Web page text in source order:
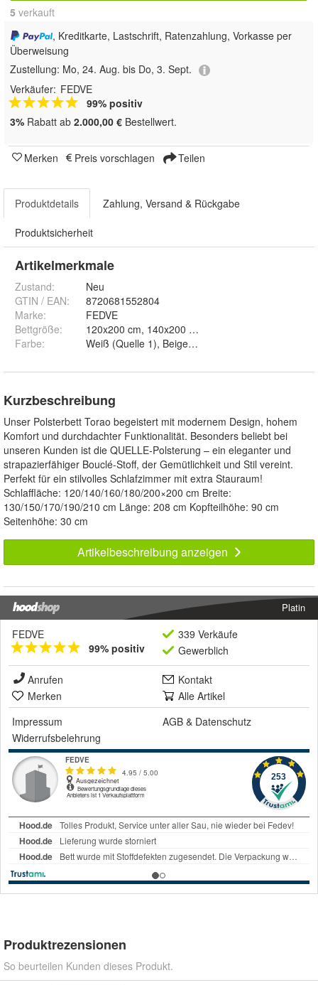
5 verkauft
, Kreditkarte, Lastschrift, Ratenzahlung, Vorkasse per
Überweisung
Zustellung: Mo, 24. Aug. bis Do, 3. Sept.
Verkäufer: FEDVE
99% positiv
3% Rabatt ab 2.000,00 € Bestellwert.
Merken Preis vorschlagen Teilen
Produktdetails Zahlung, Versand & Rückgabe
Produktsicherheit
Artikelmerkmale
Zustand:
Neu
GTIN / EAN:
8720681552804
Marke:
FEDVE
Bettgröße:
Farbe:
Kurzbeschreibung
Unser Polsterbett Torao begeistert mit modernem Design, hohem
Komfort und durchdachter Funktionalität. Besonders beliebt bei
unseren Kunden ist die QUELLE-Polsterung – ein eleganter und
strapazierfähiger Bouclé-Stoff, der Gemütlichkeit und Stil vereint.
Perfekt für ein stilvolles Schlafzimmer mit extra Stauraum!
Schlaffläche: 120/140/160/180/200×200 cm Breite:
130/150/170/190/210 cm Länge: 208 cm Kopfteilhöhe: 90 cm
Seitenhöhe: 30 cm
Artikelbeschreibung anzeigen
Platin
FEDVE
99% positiv
339 Verkäufe
Gewerblich
Anrufen
Kontakt
Merken
Alle Artikel
Impressum
AGB & Datenschutz
Widerrufsbelehrung
Produktrezensionen
So beurteilen Kunden dieses Produkt.